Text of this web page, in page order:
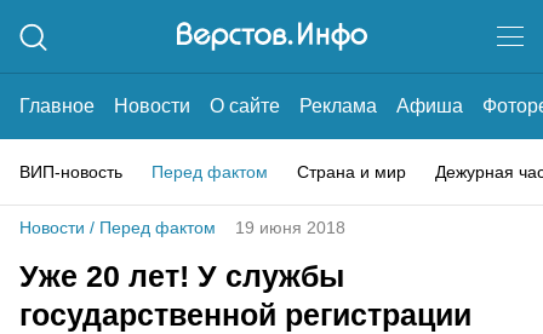
Главное Новости О сайте Реклама Афиша
ВИП-новость Перед фактом Страна и мир Дежурная
Новости / Перед фактом 19 июня 2018
Уже 20 лет! У службы
государственной регистрации